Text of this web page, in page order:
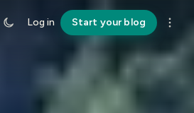
Log in Start your blog